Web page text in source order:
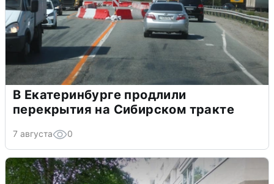
В Екатеринбурге продлили
перекрытия на Сибирском тракте
7 августа 0